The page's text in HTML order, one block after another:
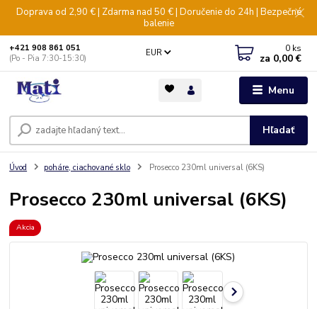
Doprava od 2,90 € | Zdarma nad 50 € | Doručenie do 24h | Bezpečné
balenie
Menu
EUR
Hľadať
+421 908 861 051
(Po - Pia 7:30-15:30)
0 ks
za 0,00 €
Úvod poháre, ciachované sklo Prosecco 230ml universal (6KS)
Prosecco 230ml universal (6KS)
Akcia